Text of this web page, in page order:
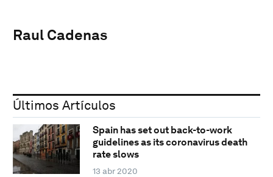
Raul Cadenas
Últimos Artículos
Spain has set out back-to-work
guidelines as its coronavirus death
rate slows
13 abr 2020